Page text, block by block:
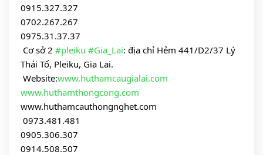
0915.327.327
0702.267.267
0975.31.37.37
Cơ sở 2 #pleiku #Gia_Lai: địa chỉ Hẻm 441/D2/37 Lý
Thái Tổ, Pleiku, Gia Lai.
Website:www.huthamcaugialai.com
www.huthamthongcong.com
www.huthamcauthongnghet.com
0973.481.481
0905.306.307
0914.508.507